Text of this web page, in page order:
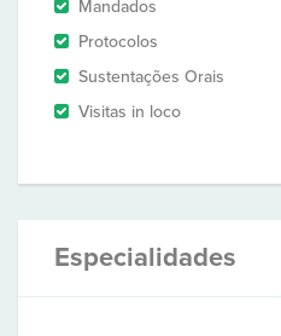
Mandados
Protocolos
Sustentações Orais
Visitas in loco
Especialidades